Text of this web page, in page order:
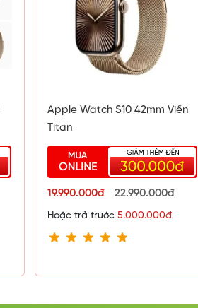
Apple Watch S10 42mm Viền
Titan
19.990.000đ 22.990.000đ
Hoặc trả trước 5.000.000đ